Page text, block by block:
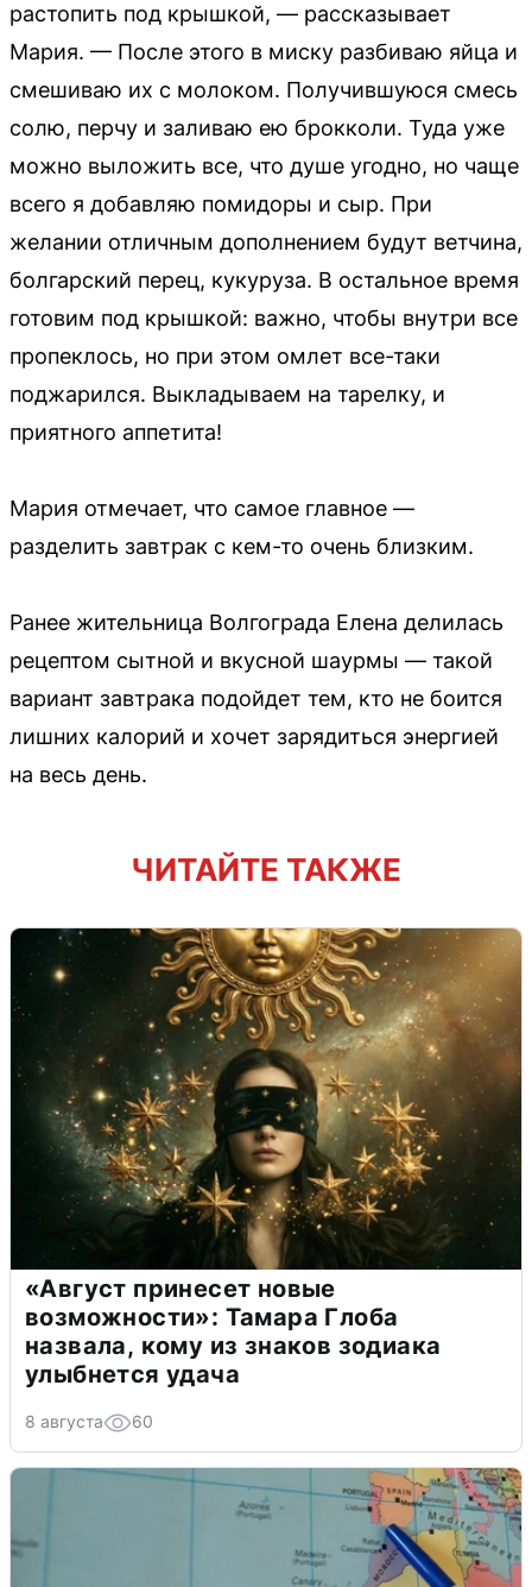
растопить под крышкой, — рассказывает
Мария. — После этого в миску разбиваю яйца и
смешиваю их с молоком. Получившуюся смесь
солю, перчу и заливаю ею брокколи. Туда уже
можно выложить все, что душе угодно, но чаще
всего я добавляю помидоры и сыр. При
желании отличным дополнением будут ветчина,
болгарский перец, кукуруза. В остальное время
готовим под крышкой: важно, чтобы внутри все
пропеклось, но при этом омлет все-таки
поджарился. Выкладываем на тарелку, и
приятного аппетита!
Мария отмечает, что самое главное —
разделить завтрак с кем-то очень близким.
Ранее жительница Волгограда Елена делилась
рецептом сытной и вкусной шаурмы — такой
вариант завтрака подойдет тем, кто не боится
лишних калорий и хочет зарядиться энергией
на весь день.
ЧИТАЙТЕ ТАКЖЕ
«Август принесет новые
возможности»: Тамара Глоба
назвала, кому из знаков зодиака
улыбнется удача
8 августа 60